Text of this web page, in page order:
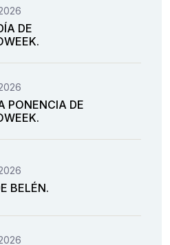
DE
PONENCIA DE
BELÉN.